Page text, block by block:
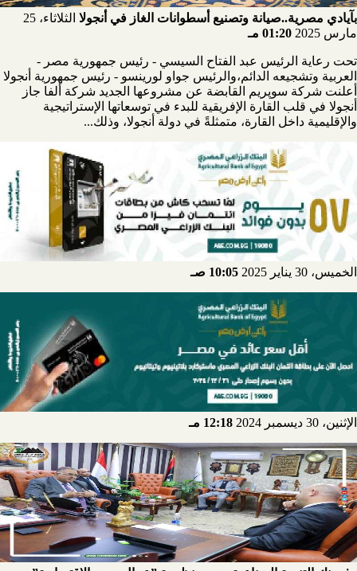
بآيادي مصرية..صيانة وتصنيع أسطوانات الغاز في أنجولا
الثلاثاء، 25
مارس 2025
01:20 مـ
تحت رعاية الرئيس عبد الفتاح السيسي - رئيس جمهورية مصر -
العربية وتشجيعه الدائم،والرئيس جواو لورينسو - رئيس جمهورية أنجولا
أعلنت شركة سوپريم القابضة عن مشروعها الجديد شركة ألفا جاز
أنجولا في قلب القارة الإفريقية للبدء في توسعاتها الإستراتيجية
والإقليمية داخل القارة، متمثلةً في دولة أنجولا، وذلك...
الخميس، 30 يناير 2025 10:05 صـ
الإثنين، 30 ديسمبر 2024 12:18 مـ